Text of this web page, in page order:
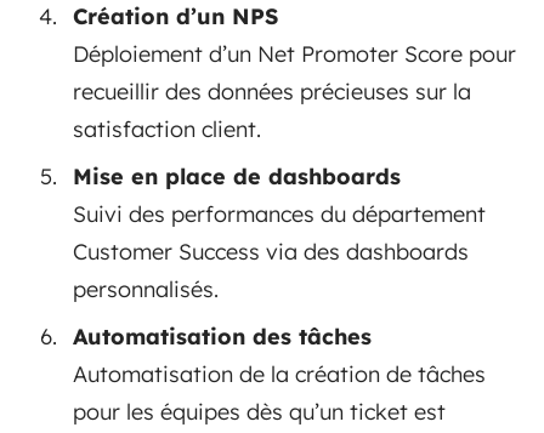
Création d’un NPS
Déploiement d’un Net Promoter Score pour
recueillir des données précieuses sur la
satisfaction client.
Mise en place de dashboards
Suivi des performances du département
Customer Success via des dashboards
personnalisés.
Automatisation des tâches
Automatisation de la création de tâches
pour les équipes dès qu’un ticket est